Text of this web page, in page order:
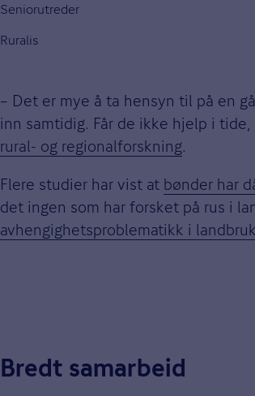
Seniorutreder
Ruralis
– Det er mye å ta hensyn til på en
inn samtidig. Får de ikke hjelp i
rural- og regionalforskning.
Flere studier har vist at bønder har
det ingen som har forsket på rus i
avhengighetsproblematikk i
Bredt samarbeid